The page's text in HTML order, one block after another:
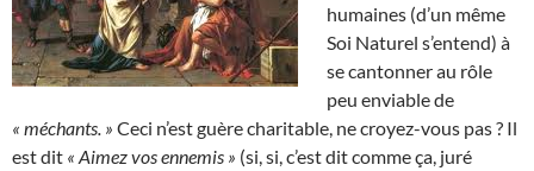
humaines (d’un même
Soi Naturel s’entend) à
se cantonner au rôle
peu enviable de
« méchants. » Ceci n’est guère charitable, ne croyez-vous pas ? Il
est dit « Aimez vos ennemis » (si, si, c’est dit comme ça, juré